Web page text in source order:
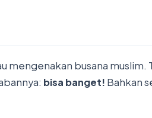
mengenakan busana muslim.
bisa banget! Bahkan